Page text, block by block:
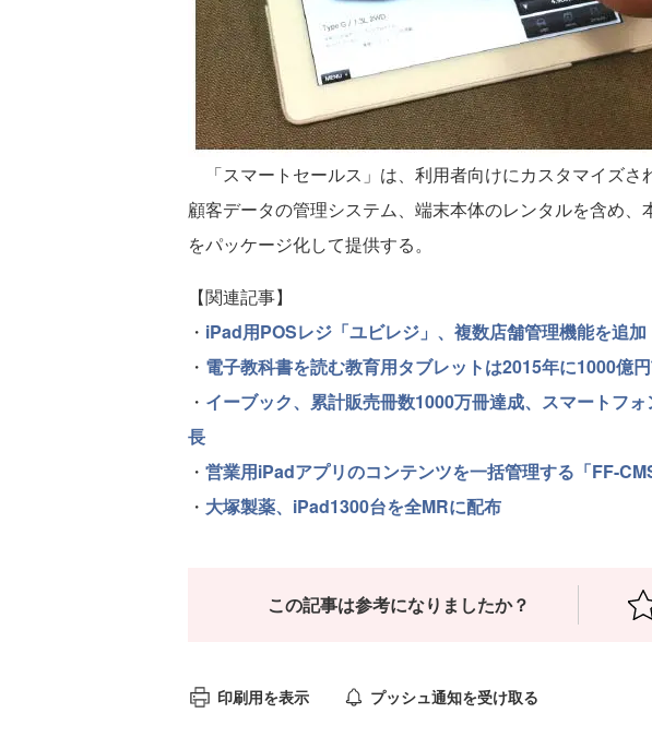
「スマートセールス」は、利用者向けにカスタマイズさ
顧客データの管理システム、端末本体のレンタルを含め、
をパッケージ化して提供する。
【関連記事】
・ iPad用POSレジ「ユビレジ」、複数店舗管理機能を追加
・ 電子教科書を読む教育用タブレットは2015年に1000億
・ イーブック、累計販売冊数1000万冊達成、スマートフ
長
・ 営業用iPadアプリのコンテンツを一括管理する「FF-
・ 大塚製薬、iPad1300台を全MRに配布
この記事は参考になりましたか？
印刷用を表示 プッシュ通知を受け取る